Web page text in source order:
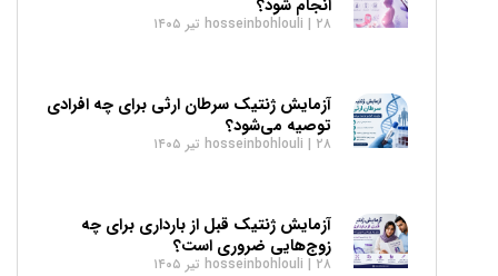
انجام شود؟
hosseinbohlouli ۲۸ تیر ۱۴۰۵
آزمایش ژنتیک سرطان ارثی برای چه افرادی
توصیه می‌شود؟
hosseinbohlouli ۲۸ تیر ۱۴۰۵
آزمایش ژنتیک قبل از بارداری برای چه
زوج‌هایی ضروری است؟
hosseinbohlouli ۲۸ تیر ۱۴۰۵